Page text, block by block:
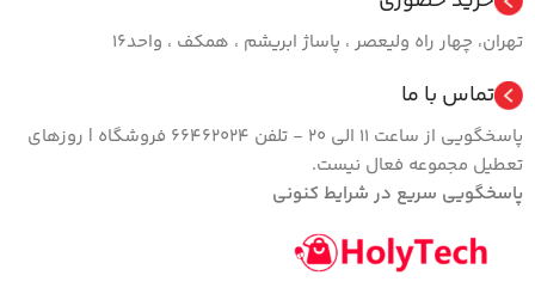
تهران، چهار راه ولیعصر ، پاساژ ابریشم ، همکف ، واحد16
تماس با ما
پاسخگویی از ساعت 11 الی 20 - تلفن 66462024 فروشگاه | روزهای
تعطیل مجموعه فعال نیست.
پاسخگویی سریع در شرایط کنونی